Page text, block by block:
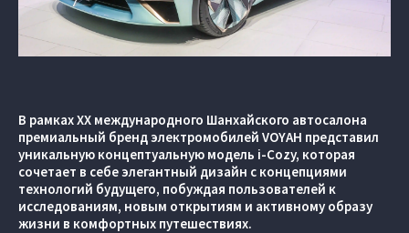
В рамках ХХ международного Шанхайского автосалона
премиальный бренд электромобилей VOYAH представил
уникальную концептуальную модель i-Cozy, которая
сочетает в себе элегантный дизайн с концепциями
технологий будущего, побуждая пользователей к
исследованиям, новым открытиям и активному образу
жизни в комфортных путешествиях.